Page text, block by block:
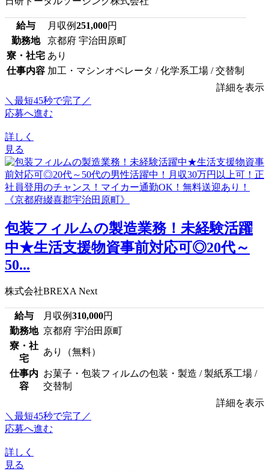
給与 月収例251,000円
勤務地
京都府 宇治田原町
寮・社宅 あり
仕事内容 加工・マシンオペレータ / 化学系工場 / 交替制
詳細を表示
＼最短45秒で完了／
応募へ進む
詳しく
見る
包装フィルムの製造業務！未経験活躍
中★生活支援物資事前対応可◎20代～
50...
株式会社BREXA Next
給与 月収例310,000円
勤務地 京都府 宇治田原町
寮・社
宅
あり（無料）
仕事内
容
お菓子・包装フィルムの包装・製造 / 製紙系工場 /
交替制
詳細を表示
＼最短45秒で完了／
応募へ進む
詳しく
見る